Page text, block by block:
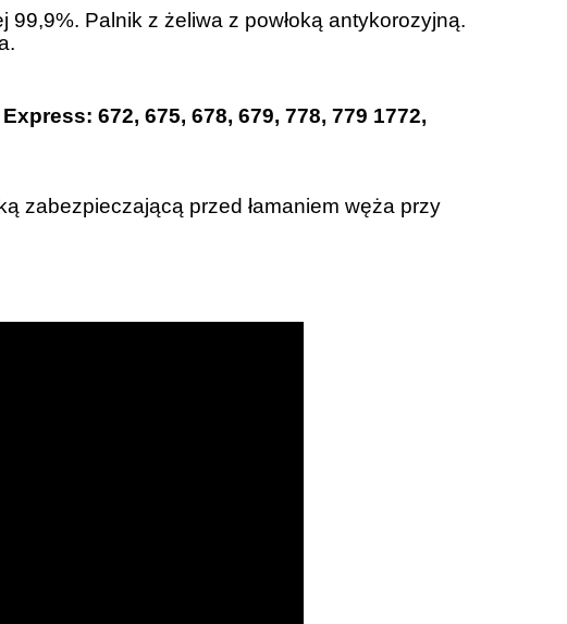
99,9%. Palnik z żeliwa z powłoką antykorozyjną.
672, 675, 678, 679, 778, 779 1772,
zabezpieczającą przed łamaniem węża przy